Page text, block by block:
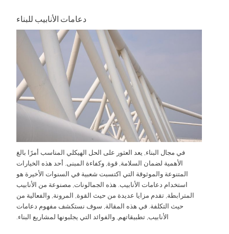
دعامات الأنابيب للبناء
في مجال البناء, يعد العثور على الحل الهيكلي المناسب أمرًا بالغ
الأهمية لضمان السلامة, قوة, وكفاءة المبنى. أحد هذه الخيارات
المتنوعة والموثوقة التي اكتسبت شعبية في السنوات الأخيرة هو
استخدام دعامات الأنابيب. هذه الجمالونات, مصنوعة من الأنابيب
المترابطة, تقدم مزايا عديدة من حيث القوة, المرونة, والفعالية من
حيث التكلفة. في هذه المقالة, سوف نستكشف مفهوم دعامات
الأنابيب, تطبيقاتهم, والفوائد التي يجلبونها لمشاريع البناء.